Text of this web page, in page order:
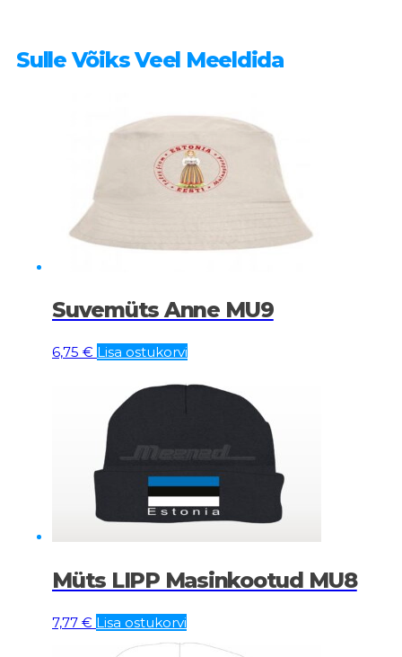
Sulle Võiks Veel Meeldida
Suvemüts Anne MU9
6,75 € Lisa ostukorvi
Müts LIPP Masinkootud MU8
7,77 € Lisa ostukorvi